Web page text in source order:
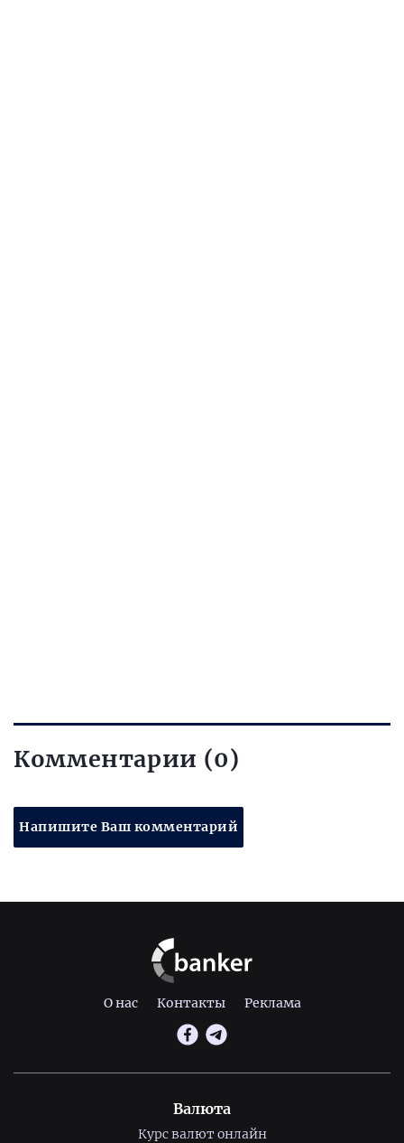
Комментарии (0)
Напишите Ваш комментарий
О нас Контакты Реклама
Валюта
Курс валют онлайн